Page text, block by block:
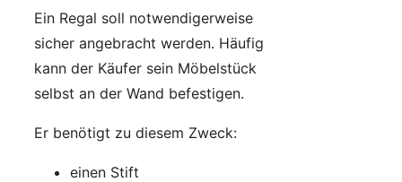
Ein Regal soll notwendigerweise
sicher angebracht werden. Häufig
kann der Käufer sein Möbelstück
selbst an der Wand befestigen.
Er benötigt zu diesem Zweck:
einen Stift